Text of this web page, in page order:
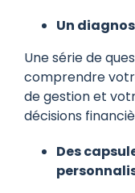
Un
Une série de
comprendre
de gestion et
décisions
Des